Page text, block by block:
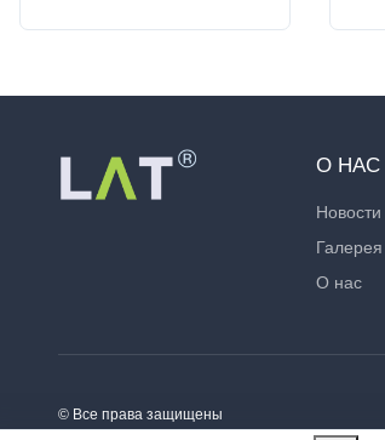
О НАС
Новости
Галерея
О нас
© Все права защищены